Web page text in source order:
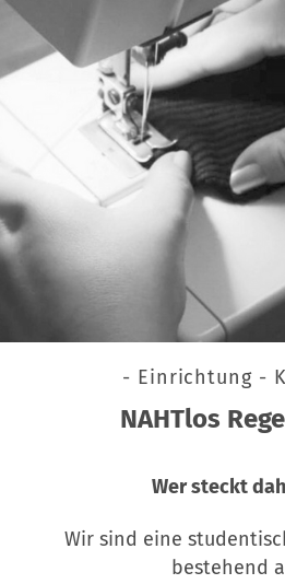
- Einrichtung -
NAHTlos
Wer steckt
Wir sind eine
bestehend